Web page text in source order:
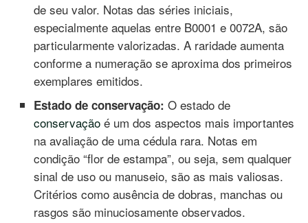
de seu valor. Notas das séries iniciais,
especialmente aquelas entre B0001 e 0072A, são
particularmente valorizadas. A raridade aumenta
conforme a numeração se aproxima dos primeiros
exemplares emitidos.
Estado de conservação:O estado de
conservação é um dos aspectos mais importantes
na avaliação de uma cédula rara. Notas em
condição “flor de estampa”, ou seja, sem qualquer
sinal de uso ou manuseio, são as mais valiosas.
Critérios como ausência de dobras, manchas ou
rasgos são minuciosamente observados.